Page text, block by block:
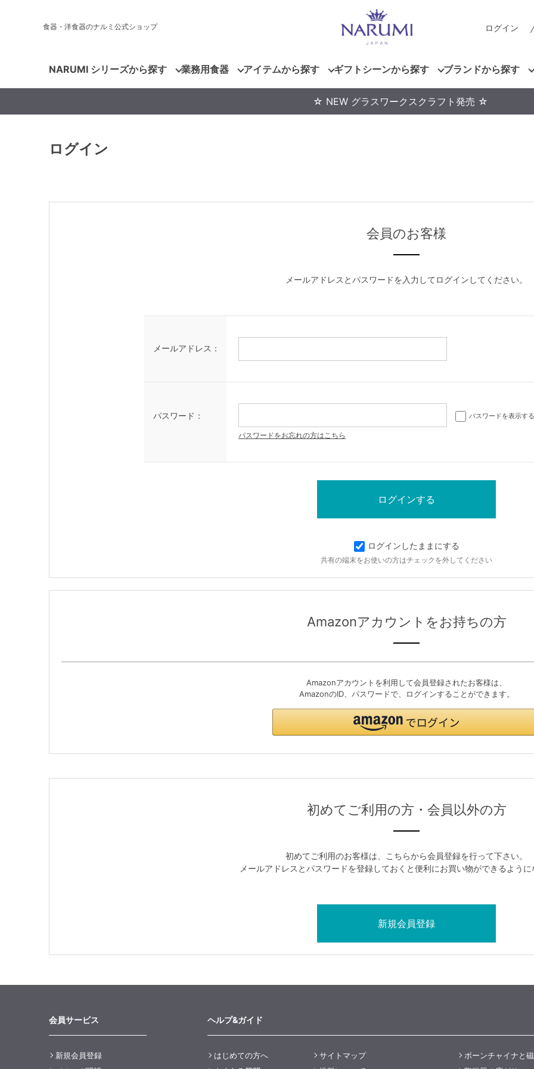
食器・洋食器のナルミ公式ショップ ログイン
NARUMI シリーズから探す 業務用食器 アイテムから探す ギフトシーンから探す ブランドから探す
☆ NEW グラスワークスクラフト発売 ☆
ログイン
会員のお客様
メールアドレスとパスワードを入力してログインしてください。
メールアドレス：
パスワード： パスワードを表示する
パスワードをお忘れの方はこちら
ログインしたままにする
共有の端末をお使いの方はチェックを外してください
Amazonアカウントをお持ちの方
Amazonアカウントを利用して会員登録されたお客様は、
AmazonのID、パスワードで、ログインすることができます。
初めてご利用の方・会員以外の方
初めてご利用のお客様は、こちらから会員登録を行って下さい。
メールアドレスとパスワードを登録しておくと便利にお買い物ができるよう
会員サービス
新規会員登録
ヘルプ&ガイド
はじめての方へ
サイトマップ
ボーンチャイナと